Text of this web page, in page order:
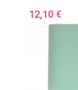
Cena
12,10 €